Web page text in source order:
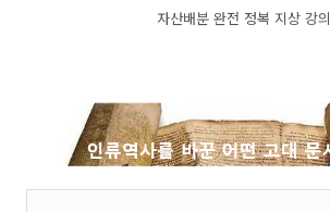
자산배분 완전 정복 지상 강의